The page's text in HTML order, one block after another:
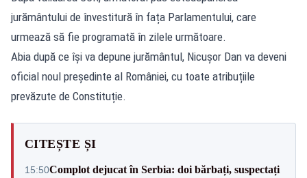
jurământului de învestitură în fața Parlamentului, care
urmează să fie programată în zilele următoare.
Abia după ce își va depune jurământul, Nicușor Dan va deveni
oficial noul președinte al României, cu toate atribuțiile
prevăzute de Constituție.
CITEȘTE ȘI
15:50Complot dejucat în Serbia: doi bărbați, suspectați